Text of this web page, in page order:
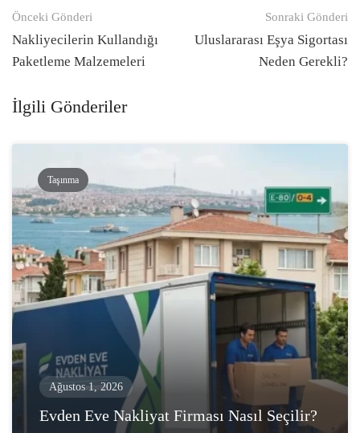
Gönderi
navigasyonu
Önceki Gönderi
Nakliyecilerin Kullandığı
Paketleme Malzemeleri
Sonraki Gönderi
Uluslararası Eşya Sigortası
Neden Gerekli?
İlgili Gönderiler
Taşınma
Ağustos 1, 2026
Evden Eve Nakliyat Firması Nasıl Seçilir?